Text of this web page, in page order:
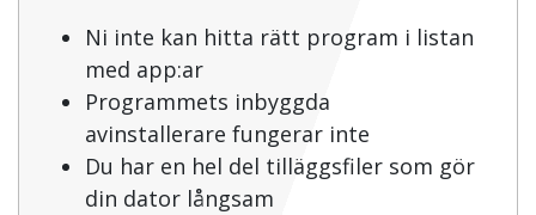
Ni inte kan hitta rätt program i listan
med app:ar
Programmets inbyggda
avinstallerare fungerar inte
Du har en hel del tilläggsfiler som gör
din dator långsam